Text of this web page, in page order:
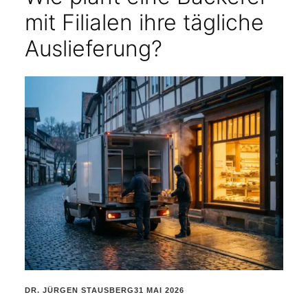
mit Filialen ihre tägliche
Auslieferung?
POSTED
DR. JÜRGEN STAUSBERG31 MAI 2026